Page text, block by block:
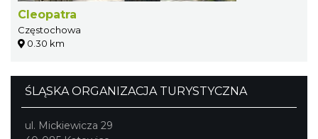
Cleopatra
Częstochowa
0.30 km
ŚLĄSKA ORGANIZACJA TURYSTYCZNA
ul. Mickiewicza 29